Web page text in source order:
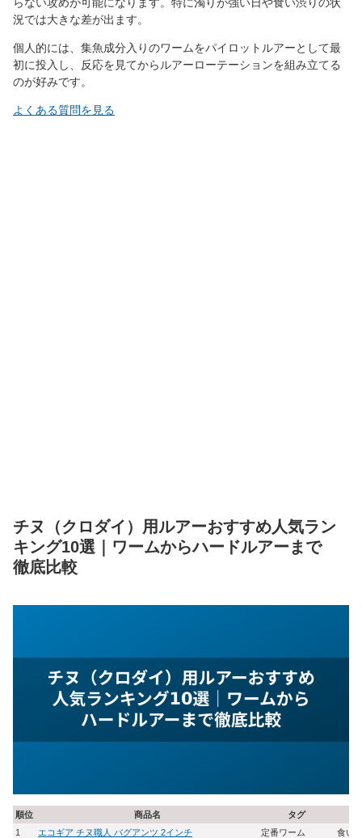
況では大きな差が出ます。
個人的には、集魚成分入りのワームをパイロットルアーとして最
初に投入し、反応を見てからルアーローテーションを組み立てる
のが好みです。
よくある質問を見る
チヌ（クロダイ）用ルアーおすすめ人気ラン
キング10選｜ワームからハードルアーまで
徹底比較
順位 商品名
タグ
1
エコギア チヌ職人 バグアンツ 2インチ 定番ワーム
食い